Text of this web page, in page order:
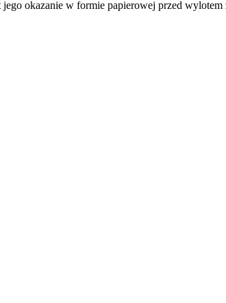
okazanie w formie papierowej przed wylotem